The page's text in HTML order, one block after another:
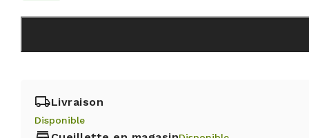
local_shippingLivraison
Disponible